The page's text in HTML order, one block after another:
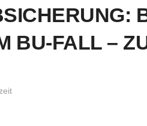
BU-FALL –